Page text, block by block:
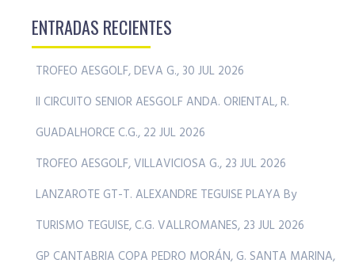
ENTRADAS RECIENTES
TROFEO AESGOLF, DEVA G., 30 JUL 2026
II CIRCUITO SENIOR AESGOLF ANDA. ORIENTAL, R.
GUADALHORCE C.G., 22 JUL 2026
TROFEO AESGOLF, VILLAVICIOSA G., 23 JUL 2026
LANZAROTE GT-T. ALEXANDRE TEGUISE PLAYA By
TURISMO TEGUISE, C.G. VALLROMANES, 23 JUL 2026
GP CANTABRIA COPA PEDRO MORÁN, G. SANTA MARINA,